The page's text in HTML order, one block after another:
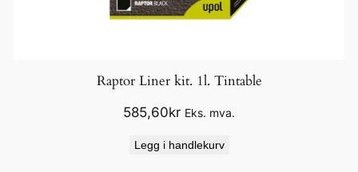
Raptor Liner kit. 1l. Tintable
585,60kr Eks. mva.
Legg i handlekurv